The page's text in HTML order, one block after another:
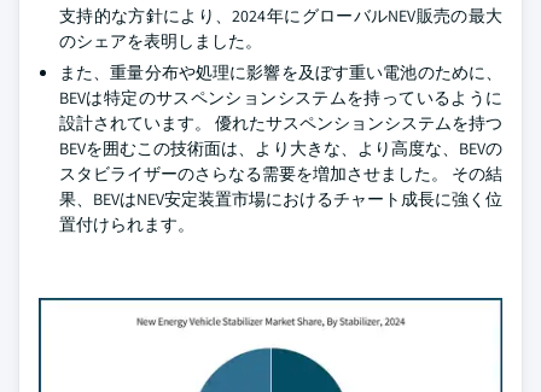
支持的な方針により、2024年にグローバルNEV販売の最大
のシェアを表明しました。
また、重量分布や処理に影響を及ぼす重い電池のために、
BEVは特定のサスペンションシステムを持っているように
設計されています。 優れたサスペンションシステムを持つ
BEVを囲むこの技術面は、より大きな、より高度な、BEVの
スタビライザーのさらなる需要を増加させました。 その結
果、BEVはNEV安定装置市場におけるチャート成長に強く位
置付けられます。